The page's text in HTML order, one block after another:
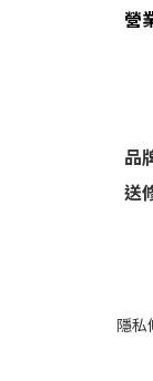
營
品
送
隱私